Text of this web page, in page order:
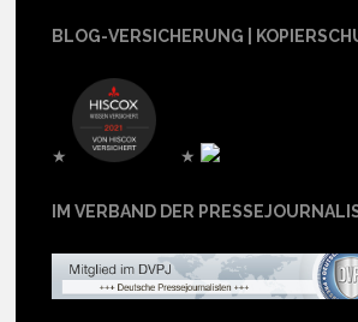
BLOG-VERSICHERUNG |
★ ★
IM VERBAND DER